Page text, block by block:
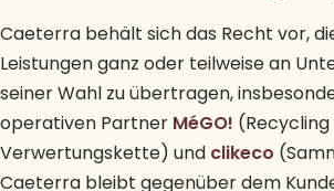
Caeterra behält sich das Recht vor,
Leistungen ganz oder teilweise an
seiner Wahl zu übertragen,
operativen Partner MéGO!
Verwertungskette) und clikeco
Caeterra bleibt gegenüber dem